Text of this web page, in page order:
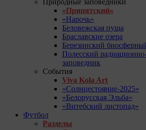
Природные заповедники
«Припятский»
«Нарочь»
Беловежская пуща
Браславские озера
Березинский
Полесский
заповедник
События
Viva Kola Art
«Солнцестояние-2025»
«Белорусская Эльба»
«Витебский листопад»
Футбол
Разделы